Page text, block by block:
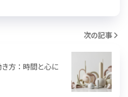
次の記事
方：時間と心に